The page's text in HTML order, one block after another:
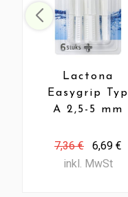
Lactona
Easygrip Typ
A 2,5-5 mm
7,36 €
6,69 €
inkl. MwSt